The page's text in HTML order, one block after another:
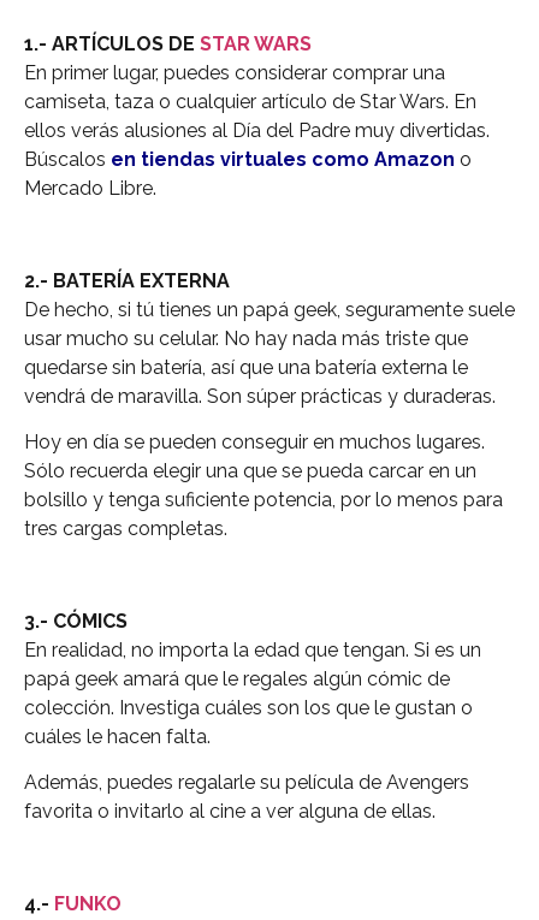
1.- ARTÍCULOS DE STAR WARS
En primer lugar, puedes considerar comprar una
camiseta, taza o cualquier artículo de Star Wars. En
ellos verás alusiones al Día del Padre muy divertidas.
Búscalos en tiendas virtuales como Amazon o
Mercado Libre.
2.- BATERÍA EXTERNA
De hecho, si tú tienes un papá geek, seguramente suele
usar mucho su celular. No hay nada más triste que
quedarse sin batería, así que una batería externa le
vendrá de maravilla. Son súper prácticas y duraderas.
Hoy en día se pueden conseguir en muchos lugares.
Sólo recuerda elegir una que se pueda carcar en un
bolsillo y tenga suficiente potencia, por lo menos para
tres cargas completas.
3.- CÓMICS
En realidad, no importa la edad que tengan. Si es un
papá geek amará que le regales algún cómic de
colección. Investiga cuáles son los que le gustan o
cuáles le hacen falta.
Además, puedes regalarle su película de Avengers
favorita o invitarlo al cine a ver alguna de ellas.
4.- FUNKO